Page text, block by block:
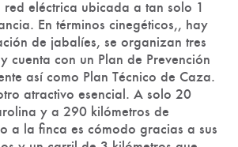
eléctrica ubicada a tan solo 1
En términos cinegéticos,, hay
de jabalíes, se organizan tres
cuenta con un Plan de Prevención
así como Plan Técnico de Caza.
atractivo esencial. A solo 20
y a 290 kilómetros de
a la finca es cómodo gracias a sus